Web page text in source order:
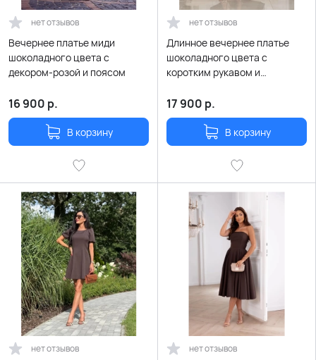
нет отзывов
Вечернее платье миди
шоколадного цвета с
декором-розой и поясом
16 900 р.
В корзину
нет отзывов
Длинное вечернее платье
шоколадного цвета с
коротким рукавом и
17 900 р.
В корзину
нет отзывов нет отзывов